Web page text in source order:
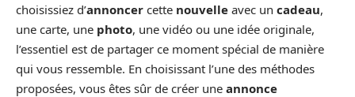
choisissiez d’annoncer cette nouvelle avec un cadeau,
une carte, une photo, une vidéo ou une idée originale,
l’essentiel est de partager ce moment spécial de manière
qui vous ressemble. En choisissant l’une des méthodes
proposées, vous êtes sûr de créer une annonce